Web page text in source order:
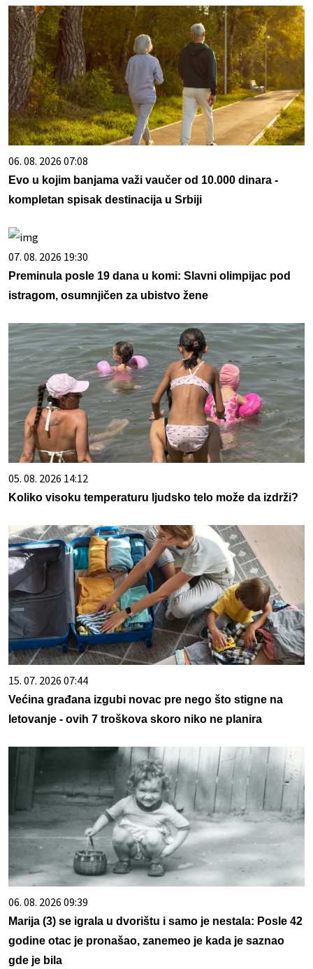
06. 08. 2026 07:08
Evo u kojim banjama važi vaučer od 10.000 dinara -
kompletan spisak destinacija u Srbiji
07. 08. 2026 19:30
Preminula posle 19 dana u komi: Slavni olimpijac pod
istragom, osumnjičen za ubistvo žene
05. 08. 2026 14:12
Koliko visoku temperaturu ljudsko telo može da izdrži?
15. 07. 2026 07:44
Većina građana izgubi novac pre nego što stigne na
letovanje - ovih 7 troškova skoro niko ne planira
06. 08. 2026 09:39
Marija (3) se igrala u dvorištu i samo je nestala: Posle 42
godine otac je pronašao, zanemeo je kada je saznao
gde je bila